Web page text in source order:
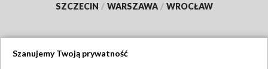
SZCZECIN / WARSZAWA / WROCŁAW
Szanujemy Twoją prywatność